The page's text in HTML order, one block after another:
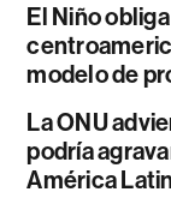
El Niño
modelo de
La ONU
podría
América